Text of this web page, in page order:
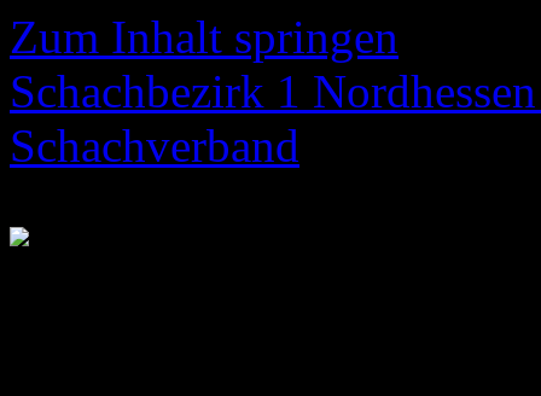
Zum Inhalt springen
Schachbezirk 1
Schachverband